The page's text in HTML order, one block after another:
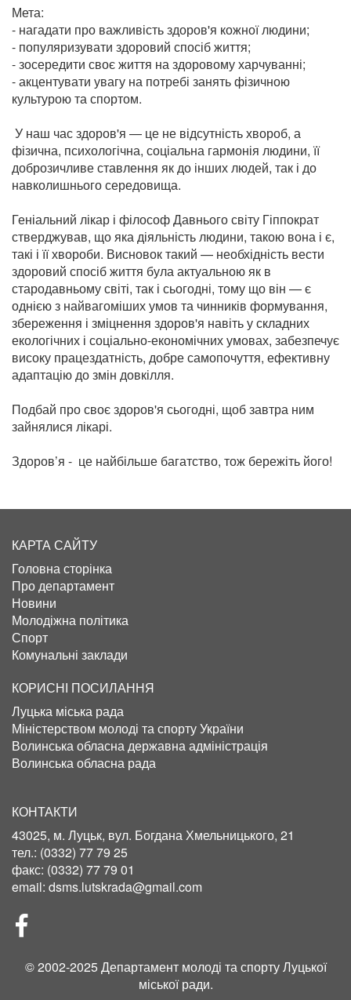
Мета:
- нагадати про важливість здоров'я кожної людини;
- популяризувати здоровий спосіб життя;
- зосередити своє життя на здоровому харчуванні;
- акцентувати увагу на потребі занять фізичною
культурою та спортом.
У наш час здоров'я — це не відсутність хвороб, а
фізична, психологічна, соціальна гармонія людини, її
доброзичливе ставлення як до інших людей, так і до
навколишнього середовища.
Геніальний лікар і філософ Давнього світу Гіппократ
стверджував, що яка діяльність людини, такою вона і є,
такі і її хвороби. Висновок такий — необхідність вести
здоровий спосіб життя була актуальною як в
стародавньому світі, так і сьогодні, тому що він — є
однією з найвагоміших умов та чинників формування,
збереження і зміцнення здоров'я навіть у складних
екологічних і соціально-економічних умовах, забезпечує
високу працездатність, добре самопочуття, ефективну
адаптацію до змін довкілля.
Подбай про своє здоров'я сьогодні, щоб завтра ним
зайнялися лікарі.
Здоров’я - це найбільше багатство, тож бережіть його!
КАРТА САЙТУ
Головна сторінка
Про департамент
Новини
Молодіжна політика
Спорт
Комунальні заклади
КОРИСНІ ПОСИЛАННЯ
Луцька міська рада
Міністерством молоді та спорту України
Волинська обласна державна адміністрація
Волинська обласна рада
КОНТАКТИ
43025, м. Луцьк, вул. Богдана Хмельницького, 21
тел.: (0332) 77 79 25
факс: (0332) 77 79 01
email: dsms.lutskrada@gmail.com
СОЦІЛЬНІ
МЕРЕЖІ
© 2002-2025 Департамент молоді та спорту Луцької
міської ради.